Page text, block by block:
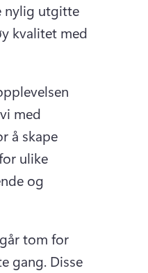
nylig utgitte
med
å skape
ulike
og
tom for
gang. Disse